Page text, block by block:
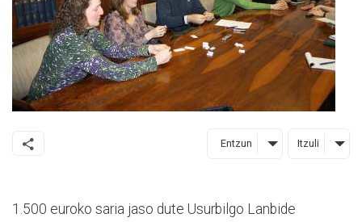
Entzun Itzuli
1.500 euroko saria jaso dute Usurbilgo Lanbide